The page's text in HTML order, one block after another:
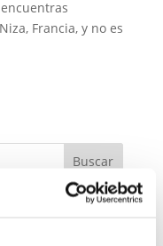
Francia, y no es